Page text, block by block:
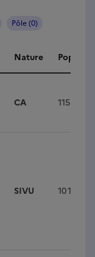
Pôle (0)
Nature
CA 115 980
SIVU 10 148